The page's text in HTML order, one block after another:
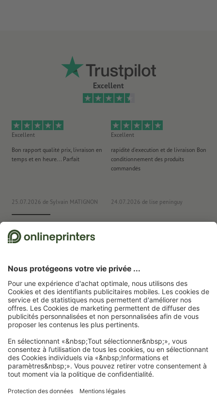
Excellent
Excellent
Bon rapport qualité prix, livraison en
temps et en heure... Parfait
25.07.2026 de Sylvain MATIGNON
Excellent
rapidité d'execution et de livraison Bon
conditionnement des produits
commandés
24.07.2026 de lise peninguy
évaluations. Vous trouvereziciles mesures prises par Trustpilot pour garantir
Page d'accueil Articles publicitaires Technologie & outils
Couteaux de poche
& outils multifonctions
Uutil multiple Rovinj
À propos de nous
15 %